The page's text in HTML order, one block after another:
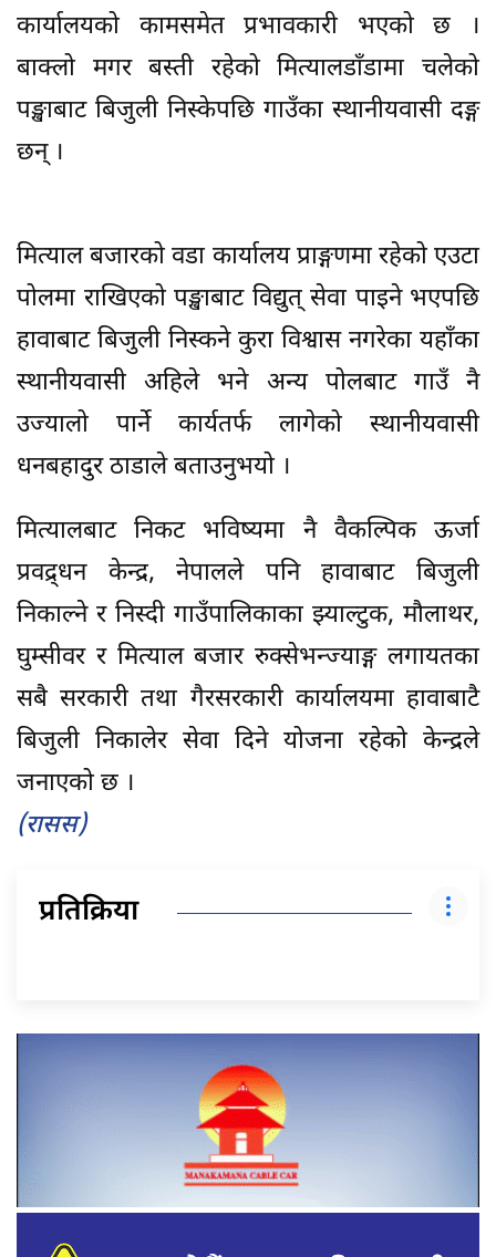
कार्यालयको कामसमेत प्रभावकारी भएको छ ।
बाक्लो मगर बस्ती रहेको मित्यालडाँडामा चलेको
पङ्खाबाट बिजुली निस्केपछि गाउँका स्थानीयवासी दङ्ग
छन् ।
मित्याल बजारको वडा कार्यालय प्राङ्गणमा रहेको एउटा
पोलमा राखिएको पङ्खाबाट विद्युत् सेवा पाइने भएपछि
हावाबाट बिजुली निस्कने कुरा विश्वास नगरेका यहाँका
स्थानीयवासी अहिले भने अन्य पोलबाट गाउँ नै
उज्यालो पार्ने कार्यतर्फ लागेको स्थानीयवासी
धनबहादुर ठाडाले बताउनुभयो ।
मित्यालबाट निकट भविष्यमा नै वैकल्पिक ऊर्जा
प्रवद्र्धन केन्द्र, नेपालले पनि हावाबाट बिजुली
निकाल्ने र निस्दी गाउँपालिकाका झ्याल्टुक, मौलाथर,
घुम्सीवर र मित्याल बजार रुक्सेभन्ज्याङ्ग लगायतका
सबै सरकारी तथा गैरसरकारी कार्यालयमा हावाबाटै
बिजुली निकालेर सेवा दिने योजना रहेको केन्द्रले
जनाएको छ ।
(रासस)
प्रतिक्रिया